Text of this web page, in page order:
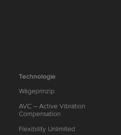
Technologie
Wägeprinzip
AVC – Active Vibration
Compensation
Flexibility Unlimited